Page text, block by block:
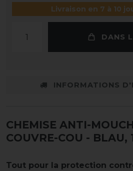
Livraison en 7 à 10
DANS
INFORMATIONS
CHEMISE ANTI-
COUVRE-COU - BLAU,
Tout pour la protection